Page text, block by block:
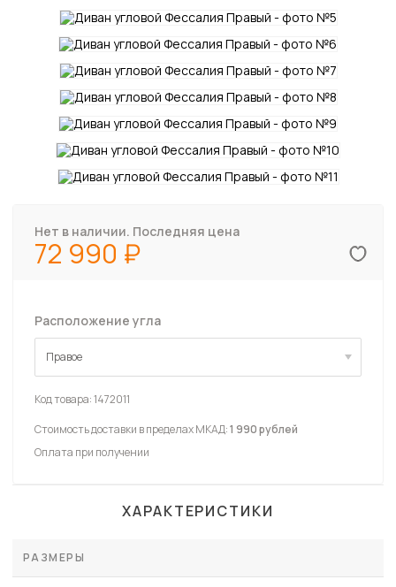
Нет в наличии. Последняя цена
72 990
Расположение угла
Правое
Правое
Код товара:1472011
Стоимость доставки в пределах МКАД:1 990 рублей
Оплата при получении
ХАРАКТЕРИСТИКИ
РАЗМЕРЫ